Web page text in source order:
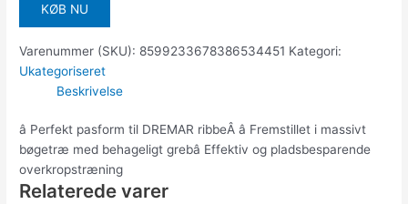
KØB NU
Varenummer (SKU): 8599233678386534451 Kategori:
Ukategoriseret
Beskrivelse
â Perfekt pasform til DREMAR ribbeÂ â Fremstillet i massivt
bøgetræ med behageligt grebâ Effektiv og pladsbesparende
overkropstræning
Relaterede varer